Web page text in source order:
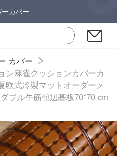
ーカバー
カバー
ン麻雀クッションカバーカ
欧式冷製マットオーダーメ
ブル牛筋包辺基板70*70 cm